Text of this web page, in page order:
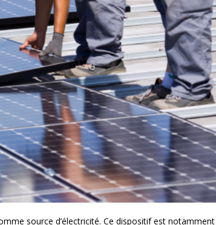
source d’électricité. Ce dispositif est notamment